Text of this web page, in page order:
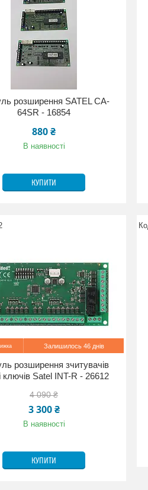
розширення SATEL CA-
64SR - 16854
880 ₴
В наявності
КУПИТИ
Залишилось 46 днів
розширення зчитувачів
ключів Satel INT-R - 26612
4 090 ₴
3 300 ₴
В наявності
КУПИТИ